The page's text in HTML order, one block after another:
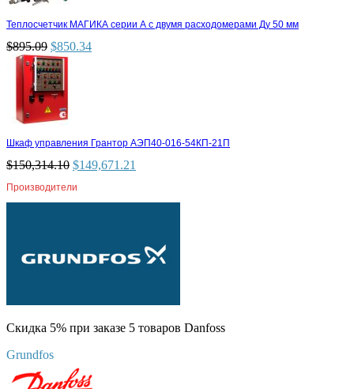
Теплосчетчик МАГИКА серии А с двумя расходомерами Ду 50 мм
$895.09 $850.34
Шкаф управления Грантор АЭП40-016-54КП-21П
$150,314.10 $149,671.21
Производители
Скидка 5% при заказе 5 товаров Danfoss
Grundfos